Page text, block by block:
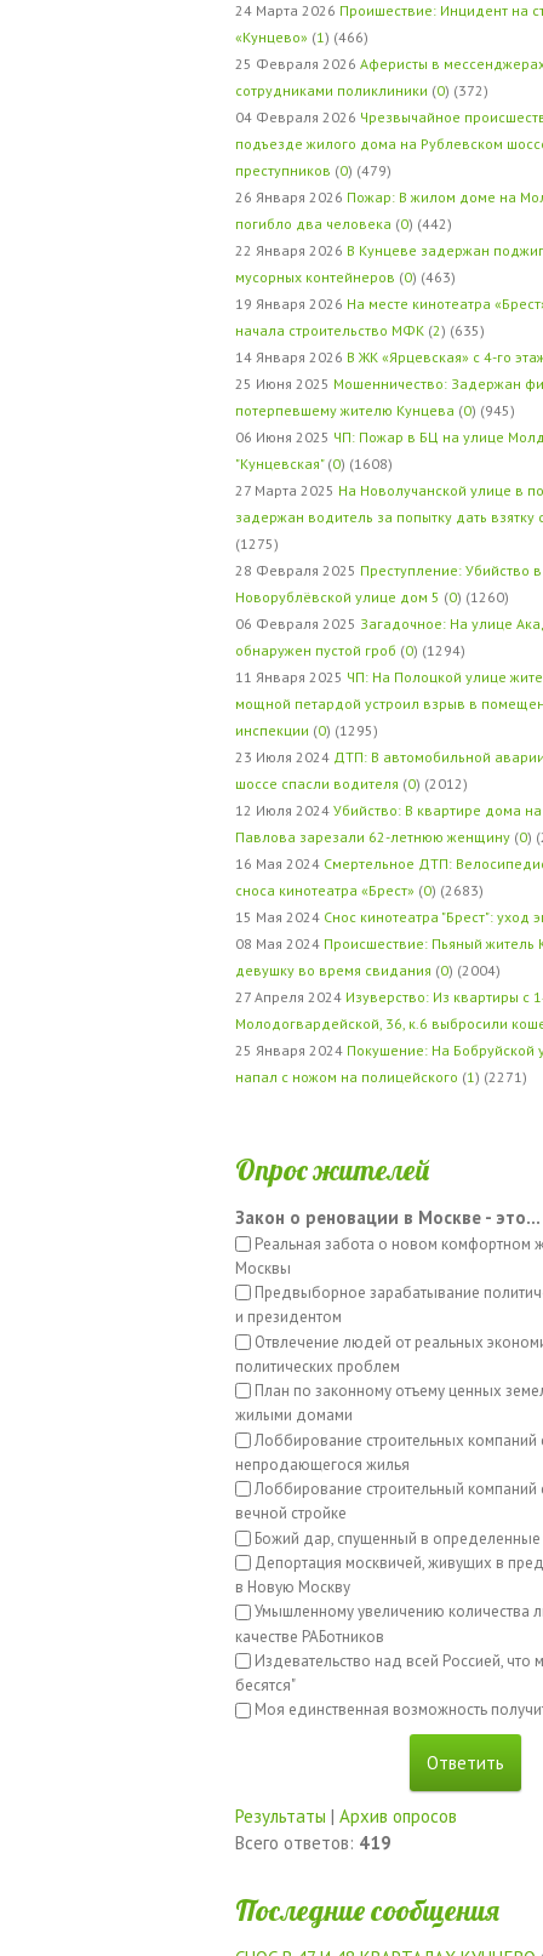
24 Марта 2026 Проишествие: Инцидент на
«Кунцево» (1 ) (466)
25 Февраля 2026 Аферисты в
сотрудниками поликлиники (0) (372)
04 Февраля 2026 Чрезвычайное
подъезде жилого дома на Рублевском
преступников (0) (479)
26 Января 2026 Пожар: В жилом доме на
погибло два человека (0) (442)
22 Января 2026 В Кунцеве задержан
мусорных контейнеров (0) (463)
19 Января 2026 На месте кинотеатра
начала строительство МФК (2) (635)
14 Января 2026 В ЖК «Ярцевская» с 4-го
25 Июня 2025 Мошенничество: Задержан
потерпевшему жителю Кунцева (0) (945)
06 Июня 2025 ЧП: Пожар в БЦ на улице
"Кунцевская" (0) (1608)
27 Марта 2025 На Новолучанской улице в
задержан водитель за попытку дать
(1275)
28 Февраля 2025 Преступление: Убийство
Новорублёвской улице дом 5 (0) (1260)
06 Февраля 2025 Загадочное: На улице
обнаружен пустой гроб (0) (1294)
11 Января 2025 ЧП: На Полоцкой улице
мощной петардой устроил взрыв в
инспекции (0) (1295)
23 Июля 2024 ДТП: В автомобильной
шоссе спасли водителя (0) (2012)
12 Июля 2024 Убийство: В квартире дома
Павлова зарезали 62-летнюю женщину (0)
16 Мая 2024 Смертельное ДТП:
сноса кинотеатра «Брест» (0) (2683)
15 Мая 2024 Снос кинотеатра "Брест": уход
08 Мая 2024 Происшествие: Пьяный житель
девушку во время свидания (0) (2004)
27 Апреля 2024 Изуверство: Из квартиры с
Молодогвардейской, 36, к.6 выбросили
25 Января 2024 Покушение: На Бобруйской
напал с ножом на полицейского (1 ) (2271)
Опрос жителей
Закон о реновации в Москве - это...
Реальная забота о новом комфортном
Москвы
Предвыборное зарабатывание
и президентом
Отвлечение людей от реальных
политических проблем
План по законному отъему ценных
жилыми домами
Лоббирование строительных компаний
непродающегося жилья
Лоббирование строительный компаний
вечной стройке
Божий дар, спущенный в
Депортация москвичей, живущих в
в Новую Москву
Умышленному увеличению количества
качестве РАБотников
Издевательство над всей Россией, что
бесятся"
Моя единственная возможность
Результаты | Архив опросов
Всего ответов: 419
Последние сообщения